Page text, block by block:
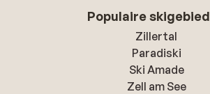
Populaire
Zillertal
Paradiski
Ski Amade
Zell am See